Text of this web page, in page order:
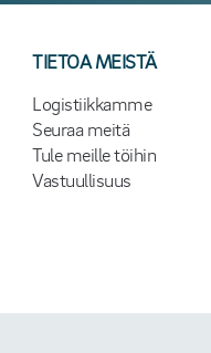
TIETOA MEISTÄ
Logistiikkamme
Seuraa meitä
Tule meille töihin
Vastuullisuus